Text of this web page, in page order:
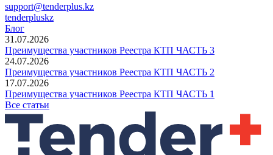
support@tenderplus.kz
tenderpluskz
Блог
31.07.2026
Преимущества участников Реестра КТП ЧАСТЬ 3
24.07.2026
Преимущества участников Реестра КТП ЧАСТЬ 2
17.07.2026
Преимущества участников Реестра КТП ЧАСТЬ 1
Все статьи